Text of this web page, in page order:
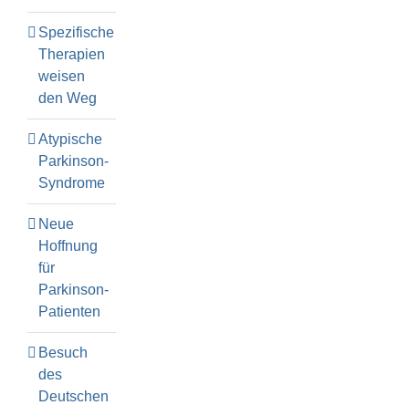
Spezifische
Therapien
weisen
den Weg
Atypische
Parkinson-
Syndrome
Neue
Hoffnung
für
Parkinson-
Patienten
Besuch
des
Deutschen